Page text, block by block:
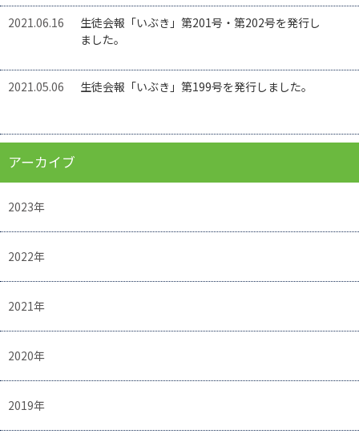
2021.06.16
生徒会報「いぶき」第201号・第202号を発行し
ました。
2021.05.06 生徒会報「いぶき」第199号を発行しました。
アーカイブ
2023年
2022年
2021年
2020年
2019年